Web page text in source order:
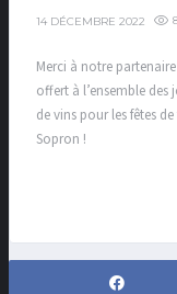
14 DÉCEMBRE 2022
Merci à notre partenaire
offert à l’ensemble
de vins pour les fêtes
Sopron !